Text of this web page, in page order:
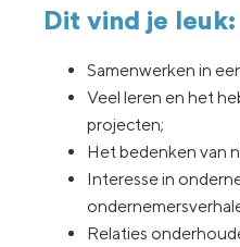
Dit vind je leuk:
Samenwerken in
Veel leren en het
projecten;
Het bedenken van
Interesse in
Relaties